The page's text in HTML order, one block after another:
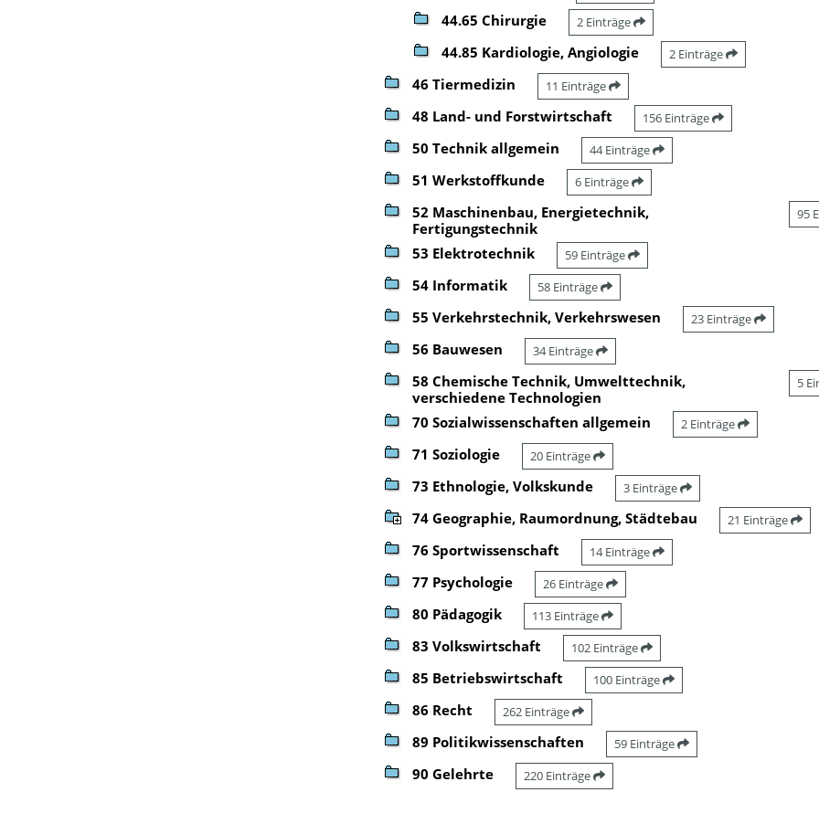
44.65 Chirurgie 2 Einträge
44.85 Kardiologie, Angiologie 2 Einträge
46 Tiermedizin 11 Einträge
48 Land- und Forstwirtschaft 156 Einträge
50 Technik allgemein 44 Einträge
51 Werkstoffkunde 6 Einträge
52 Maschinenbau, Energietechnik,
Fertigungstechnik
95
53 Elektrotechnik 59 Einträge
54 Informatik 58 Einträge
55 Verkehrstechnik, Verkehrswesen 23 Einträge
56 Bauwesen 34 Einträge
58 Chemische Technik, Umwelttechnik,
verschiedene Technologien
5
70 Sozialwissenschaften allgemein 2 Einträge
71 Soziologie 20 Einträge
73 Ethnologie, Volkskunde 3 Einträge
74 Geographie, Raumordnung, Städtebau 21 Einträge
76 Sportwissenschaft 14 Einträge
77 Psychologie 26 Einträge
80 Pädagogik 113 Einträge
83 Volkswirtschaft 102 Einträge
85 Betriebswirtschaft 100 Einträge
86 Recht 262 Einträge
89 Politikwissenschaften 59 Einträge
90 Gelehrte 220 Einträge